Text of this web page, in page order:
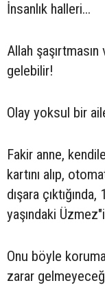
İnsanlık halleri...
Allah
gelebilir!
Olay yoksul bir
Fakir anne,
kartını alıp,
dışara
yaşındaki
Onu böyle
zarar